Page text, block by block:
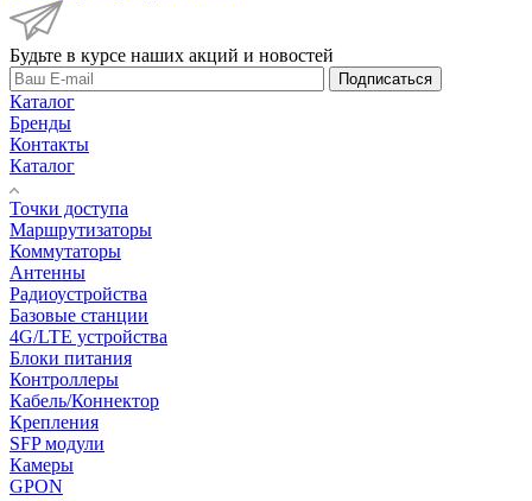
Будьте в курсе наших акций и новостей
Подписаться
Каталог
Бренды
Контакты
Каталог
Точки доступа
Маршрутизаторы
Коммутаторы
Антенны
Радиоустройства
Базовые станции
4G/LTE устройства
Блоки питания
Контроллеры
Кабель/Коннектор
Крепления
SFP модули
Камеры
GPON